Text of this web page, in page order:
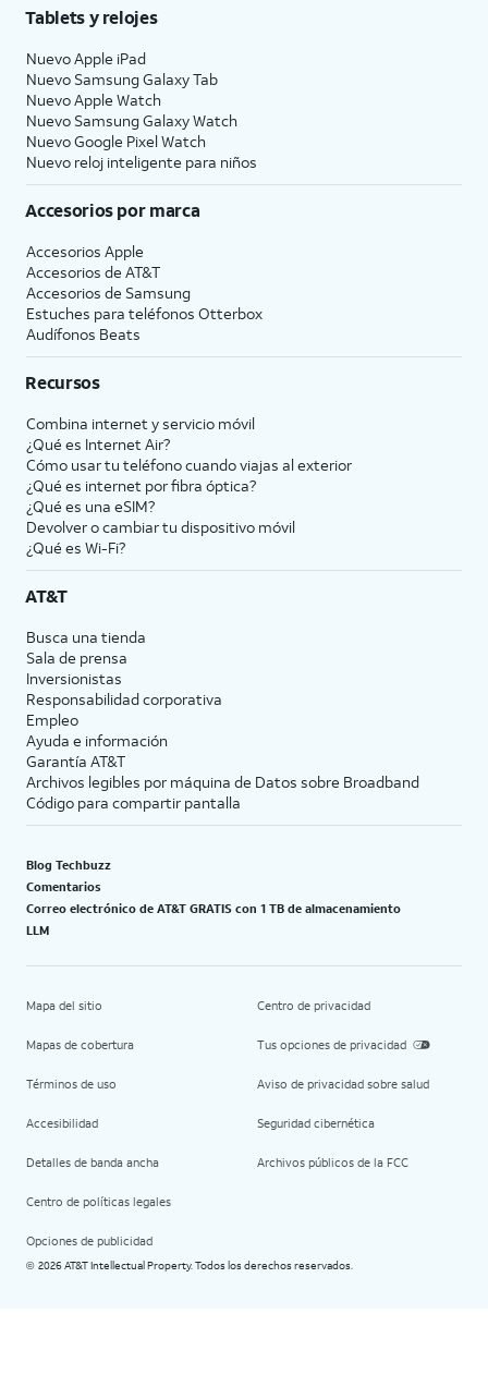
Tablets y relojes
Nuevo Apple iPad
Nuevo Samsung Galaxy Tab
Nuevo Apple Watch
Nuevo Samsung Galaxy Watch
Nuevo Google Pixel Watch
Nuevo reloj inteligente para niños
Accesorios por marca
Accesorios Apple
Accesorios de AT&T
Accesorios de Samsung
Estuches para teléfonos Otterbox
Audífonos Beats
Recursos
Combina internet y servicio móvil
¿Qué es Internet Air?
Cómo usar tu teléfono cuando viajas al exterior
¿Qué es internet por fibra óptica?
¿Qué es una eSIM?
Devolver o cambiar tu dispositivo móvil
¿Qué es Wi-Fi?
AT&T
Busca una tienda
Sala de prensa
Inversionistas
Responsabilidad corporativa
Empleo
Ayuda e información
Garantía AT&T
Archivos legibles por máquina de Datos sobre Broadband
Código para compartir pantalla
Blog Techbuzz
Comentarios
Correo electrónico de AT&T GRATIS con 1 TB de almacenamiento
LLM
Mapa del sitio
Mapas de cobertura
Términos de uso
Accesibilidad
Detalles de banda ancha
Centro de políticas legales
Opciones de publicidad
Centro de privacidad
Tus opciones de privacidad
Aviso de privacidad sobre salud
Seguridad cibernética
Archivos públicos de la FCC
© 2026 AT&T Intellectual Property. Todos los derechos reservados.